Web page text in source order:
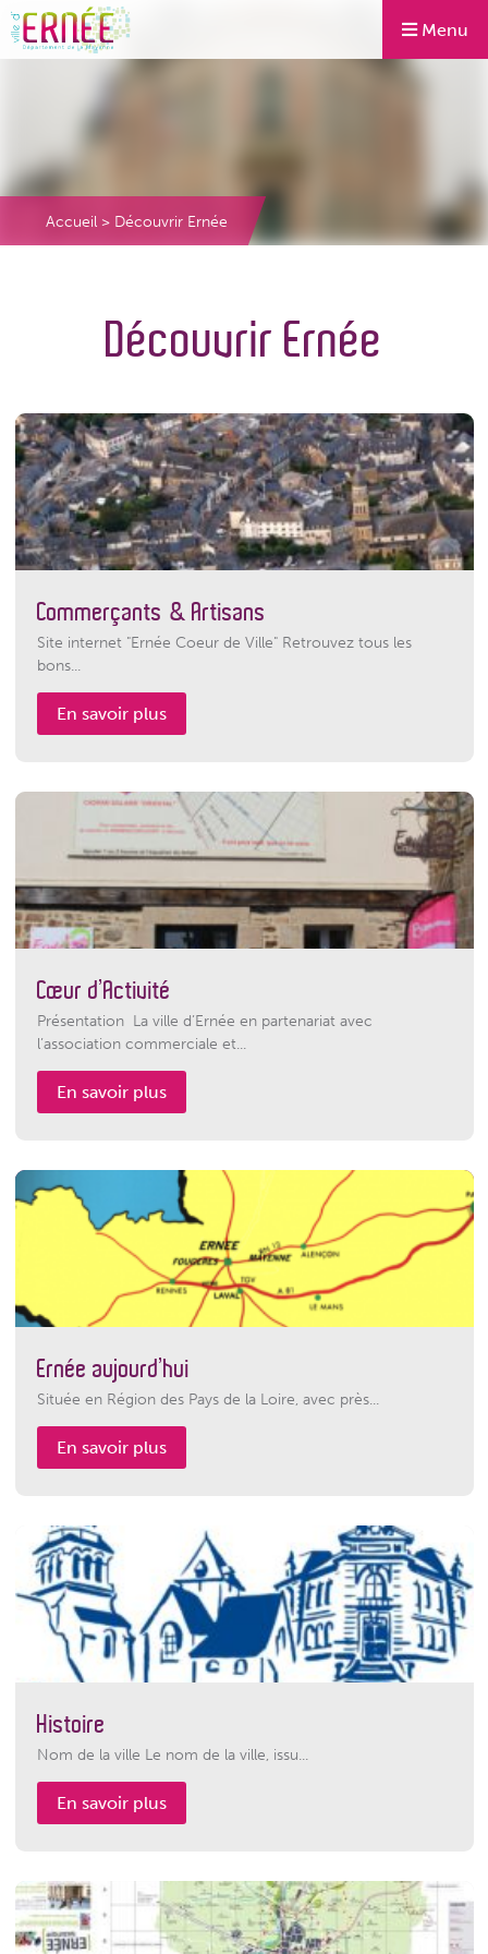
Menu
Accueil > Découvrir Ernée
Découvrir Ernée
Commerçants & Artisans
Site internet "Ernée Coeur de Ville" Retrouvez tous les
bons...
En savoir plus
Cœur d’Activité
Présentation La ville d’Ernée en partenariat avec
l’association commerciale et...
En savoir plus
Ernée aujourd’hui
Située en Région des Pays de la Loire, avec près...
En savoir plus
Histoire
Nom de la ville Le nom de la ville, issu...
En savoir plus